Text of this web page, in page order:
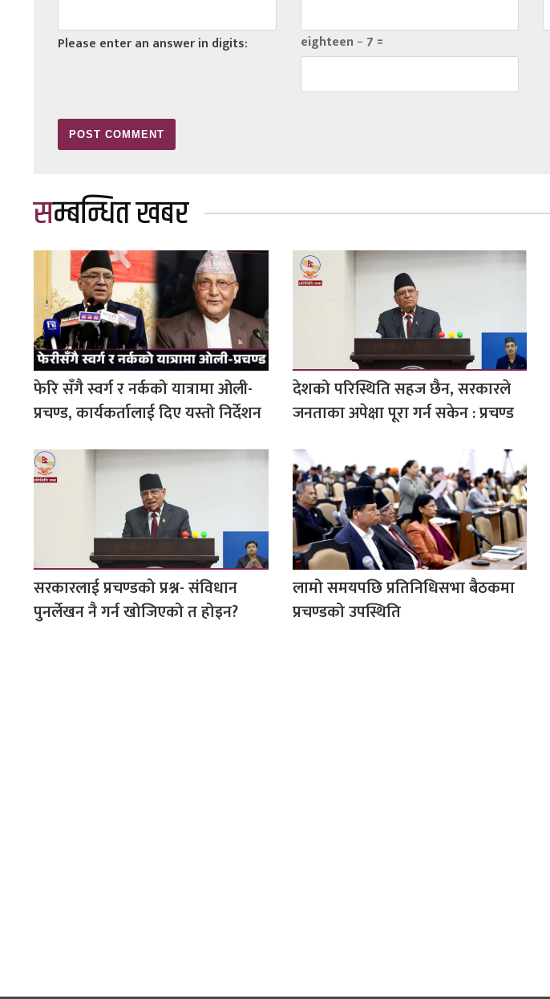
Please enter an answer in digits: eighteen − 7 =
सम्बन्धित खबर
फेरि सँगै स्वर्ग र नर्कको यात्रामा ओली-
प्रचण्ड, कार्यकर्तालाई दिए यस्तो निर्देशन
देशको परिस्थिति सहज छैन, सरकारले
जनताका अपेक्षा पूरा गर्न सकेन : प्रचण्ड
सरकारलाई प्रचण्डको प्रश्न- संविधान
पुनर्लेखन नै गर्न खोजिएको त होइन?
लामो समयपछि प्रतिनिधिसभा बैठकमा
प्रचण्डको उपस्थिति